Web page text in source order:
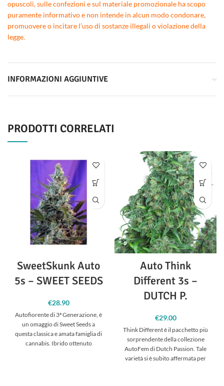
opuscoli, sulle confezioni e sul materiale promozionale ha scopo
puramente informativo e non intende in alcun modo condonare,
promuovere o incitare l’uso di sostanze illegali o violazione della
legge.
INFORMAZIONI AGGIUNTIVE
PRODOTTI CORRELATI
SweetSkunk Auto
5s – SWEET SEEDS
€28.90
Autofiorente di 3ª Generazione, è
un omaggio di Sweet Seeds a
questa classica e amata famiglia di
cannabis. Ibrido ottenuto
Auto Think
Different 3s –
DUTCH P.
€29.00
Think Different è il pacchetto più
sorprendente della collezione
AutoFem di Dutch Passion. Tale
varietà si è subito affermata per